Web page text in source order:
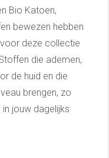
Bio Katoen,
bewezen hebben
deze collectie
die ademen,
de huid en die
brengen, zo
jouw dagelijks